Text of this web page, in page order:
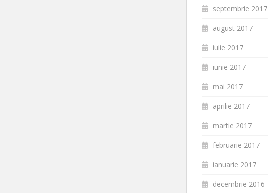
septembrie 2017
august 2017
iulie 2017
iunie 2017
mai 2017
aprilie 2017
martie 2017
februarie 2017
ianuarie 2017
decembrie 2016